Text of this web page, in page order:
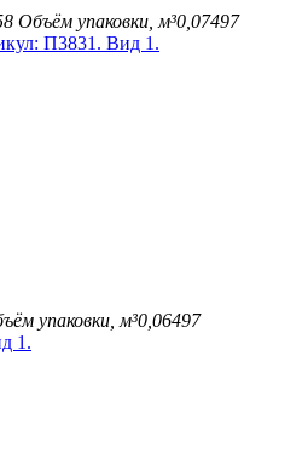
Объём упаковки, м³0,07497
упаковки, м³0,06497